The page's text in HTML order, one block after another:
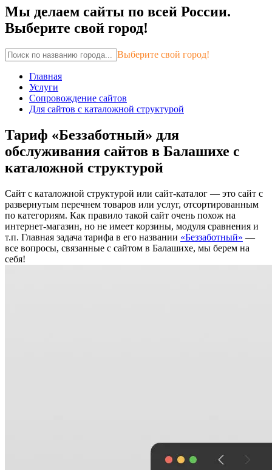
Мы делаем сайты по всей России.
Выберите свой город!
Выберите свой город!
Главная
Услуги
Сопровождение сайтов
Для сайтов с каталожной структурой
Тариф «Беззаботный» для
обслуживания сайтов в Балашихе с
каталожной структурой
Сайт с каталожной структурой или сайт-каталог — это сайт с
развернутым перечнем товаров или услуг, отсортированным
по категориям. Как правило такой сайт очень похож на
интернет-магазин, но не имеет корзины, модуля сравнения и
т.п. Главная задача тарифа в его названии «Беззаботный» —
все вопросы, связанные с сайтом в Балашихе, мы берем на
себя!